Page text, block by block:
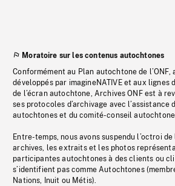
Moratoire sur les contenus autochtones
Conformément au Plan autochtone de
développés par imagineNATIVE et aux lignes
de l’écran autochtone, Archives ONF est à
ses protocoles d’archivage avec l’assistance
autochtones et du comité-conseil autochtone
Entre-temps, nous avons suspendu l’octroi
archives, les extraits et les photos
participantes autochtones à des clients ou
s’identifient pas comme Autochtones
Nations, Inuit ou Métis).